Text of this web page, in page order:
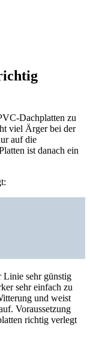
Dachplatten zu
viel Ärger bei der
auf die
ist danach ein
Linie sehr günstig
sehr einfach zu
und weist
Voraussetzung
richtig verlegt